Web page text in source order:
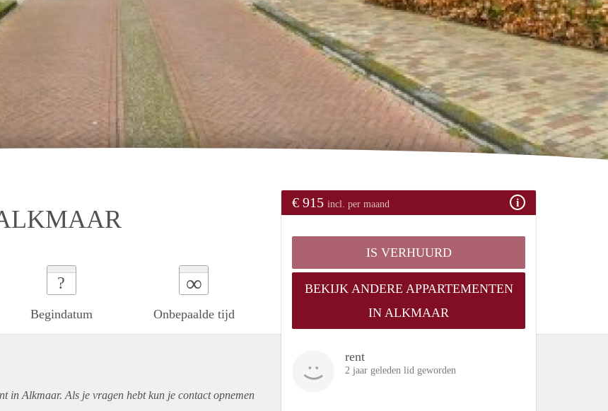
?
Begindatum
∞
Onbepaalde tijd
€ 915 incl. per maand
IS VERHUURD
BEKIJK ANDERE APPARTEMENTEN
IN ALKMAAR
rent
2 jaar geleden lid geworden
in Alkmaar. Als je vragen hebt kun je contact opnemen